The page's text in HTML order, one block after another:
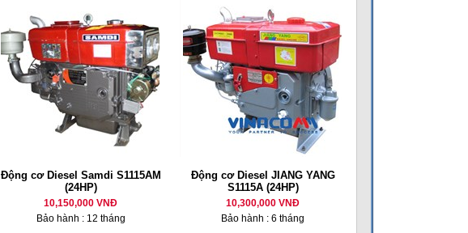
Động cơ Diesel Samdi S1115AM
(24HP)
10,150,000 VNĐ
Bảo hành : 12 tháng
Động cơ Diesel JIANG YANG
S1115A (24HP)
10,300,000 VNĐ
Bảo hành : 6 tháng